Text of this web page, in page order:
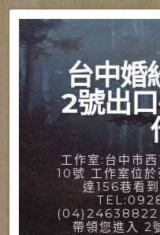
台中婚
2號出
工作室:台中市
10號 工作室位於
達156巷看
(04)24638822
帶領您進入 2